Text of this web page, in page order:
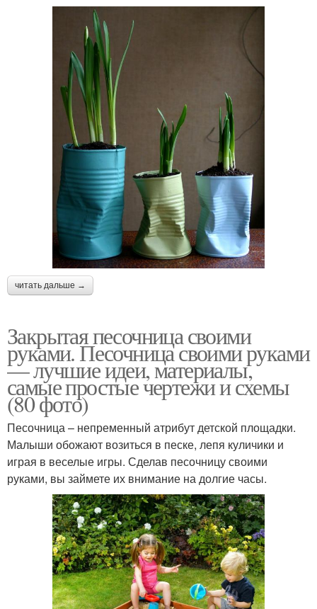
читать дальше →
Закрытая песочница своими
руками. Песочница своими руками
— лучшие идеи, материалы,
самые простые чертежи и схемы
(80 фото)
Песочница – непременный атрибут детской площадки.
Малыши обожают возиться в песке, лепя куличики и
играя в веселые игры. Сделав песочницу своими
руками, вы займете их внимание на долгие часы.